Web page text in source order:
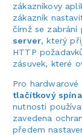
zákazníkovy
zákazník
čímž se zabrání
server, který
HTTP
zásuvek, které
Pro
tlačítkový
nutnosti
zavedena
předem